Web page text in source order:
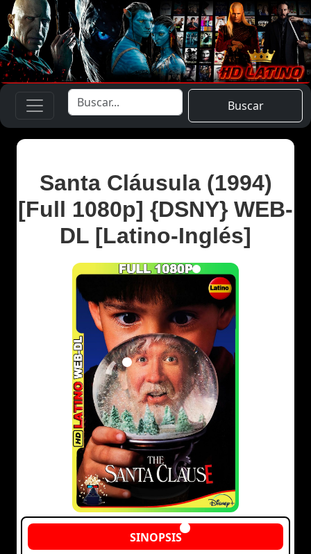
Buscar
Santa Cláusula (1994)
[Full 1080p] {DSNY} WEB-
DL [Latino-Inglés]